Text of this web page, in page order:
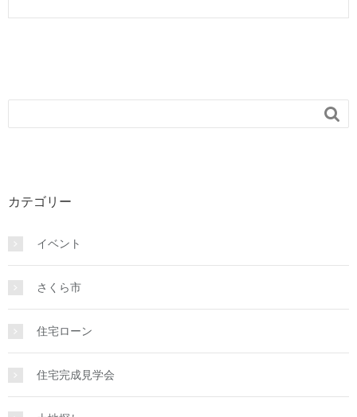

カテゴリー
イベント
さくら市
住宅ローン
住宅完成見学会